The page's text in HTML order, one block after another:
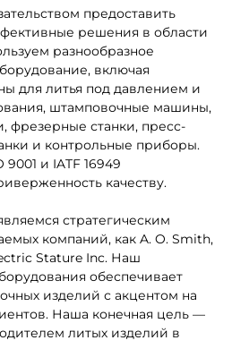
предоставить
решения в области
разнообразное
включая
для литья под давлением и
штамповочные машины,
фрезерные станки, пресс-
и контрольные приборы.
и IATF 16949
качеству.
стратегическим
компаний, как A. O. Smith,
Stature Inc. Наш
обеспечивает
изделий с акцентом на
Наша конечная цель —
литых изделий в